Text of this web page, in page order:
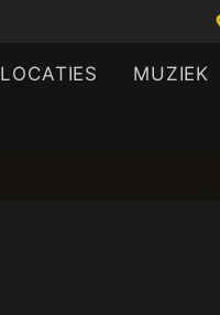
LOCATIES MUZIEK